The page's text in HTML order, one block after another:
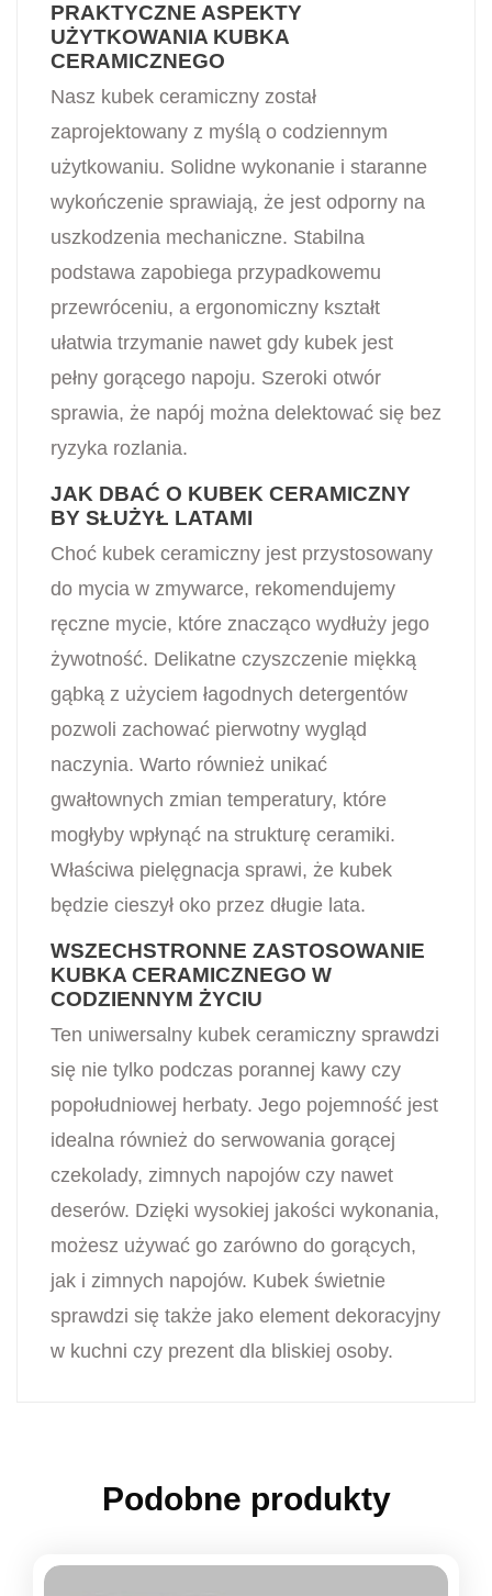
PRAKTYCZNE ASPEKTY
UŻYTKOWANIA KUBKA
CERAMICZNEGO
Nasz kubek ceramiczny został
zaprojektowany z myślą o codziennym
użytkowaniu. Solidne wykonanie i staranne
wykończenie sprawiają, że jest odporny na
uszkodzenia mechaniczne. Stabilna
podstawa zapobiega przypadkowemu
przewróceniu, a ergonomiczny kształt
ułatwia trzymanie nawet gdy kubek jest
pełny gorącego napoju. Szeroki otwór
sprawia, że napój można delektować się bez
ryzyka rozlania.
JAK DBAĆ O KUBEK CERAMICZNY
BY SŁUŻYŁ LATAMI
Choć kubek ceramiczny jest przystosowany
do mycia w zmywarce, rekomendujemy
ręczne mycie, które znacząco wydłuży jego
żywotność. Delikatne czyszczenie miękką
gąbką z użyciem łagodnych detergentów
pozwoli zachować pierwotny wygląd
naczynia. Warto również unikać
gwałtownych zmian temperatury, które
mogłyby wpłynąć na strukturę ceramiki.
Właściwa pielęgnacja sprawi, że kubek
będzie cieszył oko przez długie lata.
WSZECHSTRONNE ZASTOSOWANIE
KUBKA CERAMICZNEGO W
CODZIENNYM ŻYCIU
Ten uniwersalny kubek ceramiczny sprawdzi
się nie tylko podczas porannej kawy czy
popołudniowej herbaty. Jego pojemność jest
idealna również do serwowania gorącej
czekolady, zimnych napojów czy nawet
deserów. Dzięki wysokiej jakości wykonania,
możesz używać go zarówno do gorących,
jak i zimnych napojów. Kubek świetnie
sprawdzi się także jako element dekoracyjny
w kuchni czy prezent dla bliskiej osoby.
Podobne produkty